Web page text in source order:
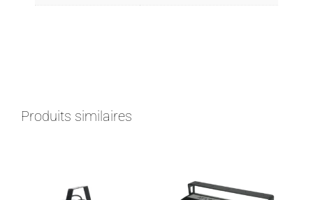
Produits similaires